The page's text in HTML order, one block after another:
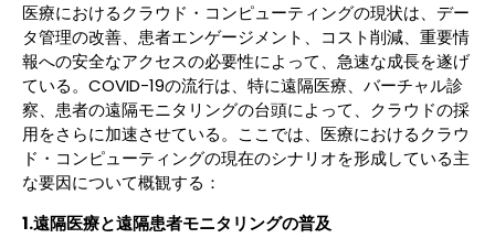
医療におけるクラウド・コンピューティングの現状は、デー
タ管理の改善、患者エンゲージメント、コスト削減、重要情
報への安全なアクセスの必要性によって、急速な成長を遂げ
ている。COVID-19の流行は、特に遠隔医療、バーチャル診
察、患者の遠隔モニタリングの台頭によって、クラウドの採
用をさらに加速させている。ここでは、医療におけるクラウ
ド・コンピューティングの現在のシナリオを形成している主
な要因について概観する：
1.遠隔医療と遠隔患者モニタリングの普及